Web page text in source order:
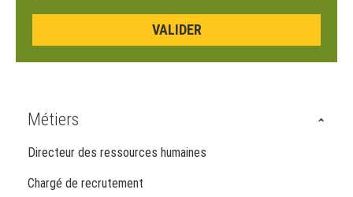
Métiers
Directeur des ressources humaines
Chargé de recrutement